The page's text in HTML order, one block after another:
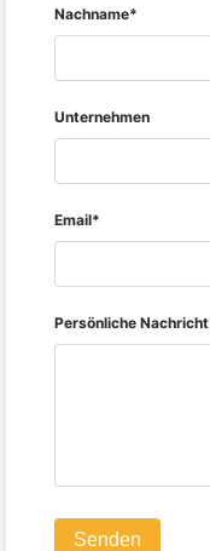
Nachname*
Unternehmen
Email*
Persönliche Nachricht
Senden